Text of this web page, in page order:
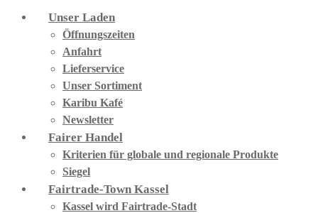
Unser Laden
Öffnungszeiten
Anfahrt
Lieferservice
Unser Sortiment
Karibu Kafé
Newsletter
Fairer Handel
Kriterien für globale und regionale Produkte
Siegel
Fairtrade-Town Kassel
Kassel wird Fairtrade-Stadt